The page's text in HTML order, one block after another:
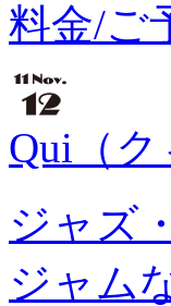
料金/ご
Qui（
ジャズ
ジャム